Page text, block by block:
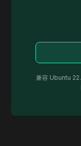
兼容 Ubuntu